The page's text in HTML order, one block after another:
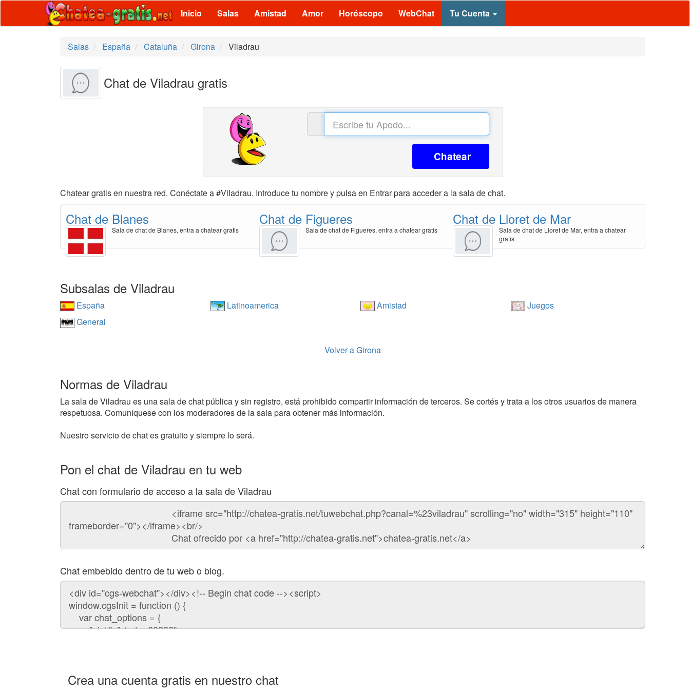
Inicio Salas Amistad Amor Horóscopo WebChat Tu Cuenta
Salas España Cataluña Girona Viladrau
Chat de Viladrau gratis
Chatear
Chatear gratis en nuestra red. Conéctate a #Viladrau. Introduce tu nombre y pulsa en Entrar para acceder a la sala de chat.
Chat de Blanes
Sala de chat de Blanes, entra a chatear gratis
Chat de Figueres
Sala de chat de Figueres, entra a chatear gratis
Chat de Lloret de Mar
Sala de chat de Lloret de Mar, entra a chatear
gratis
Subsalas de Viladrau
España Latinoamerica Amistad
Juegos
General
Volver a Girona
Normas de Viladrau
La sala de Viladrau es una sala de chat pública y sin registro, está prohibido compartir información de terceros. Se cortés y trata a los otros usuarios de manera
respetuosa. Comuníquese con los moderadores de la sala para obtener más información.
Nuestro servicio de chat es gratuito y siempre lo será.
Pon el chat de Viladrau en tu web
Chat con formulario de acceso a la sala de Viladrau
Código
chat
Chat embebido dentro de tu web o blog.
Código
para
embeber
chat
Crea una cuenta gratis en nuestro chat